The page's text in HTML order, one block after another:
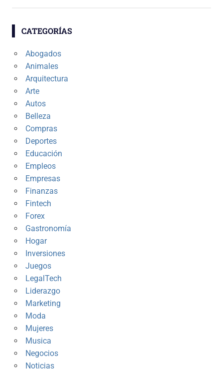
CATEGORÍAS
Abogados
Animales
Arquitectura
Arte
Autos
Belleza
Compras
Deportes
Educación
Empleos
Empresas
Finanzas
Fintech
Forex
Gastronomía
Hogar
Inversiones
Juegos
LegalTech
Liderazgo
Marketing
Moda
Mujeres
Musica
Negocios
Noticias